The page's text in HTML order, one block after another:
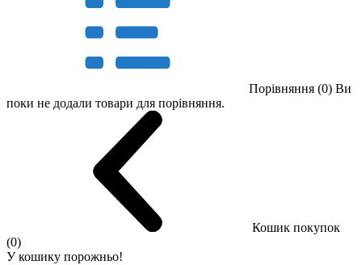
Порівняння (0) Ви
поки не додали товари для порівняння.
Кошик покупок
(0)
У кошику порожньо!